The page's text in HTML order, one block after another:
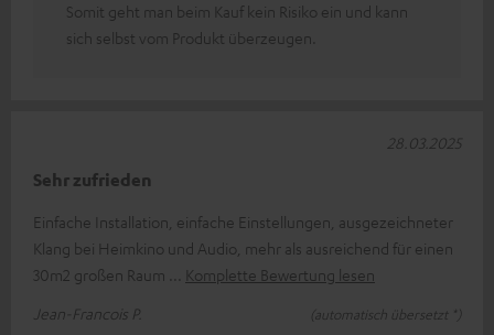
Somit geht man beim Kauf kein Risiko ein und kann
sich selbst vom Produkt überzeugen.
Sehr zufrieden
Einfache Installation, einfache Einstellungen, ausgezeichneter
Klang bei Heimkino und Audio, mehr als ausreichend für einen
30m2 großen Raum
Komplette Bewertung lesen
Jean-Francois P.
(automatisch übersetzt *)
28.03.2025